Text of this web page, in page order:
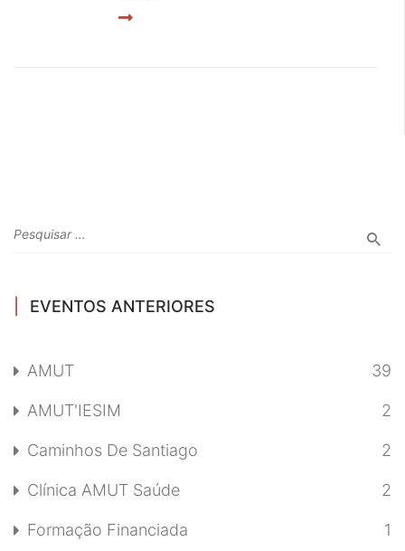
EVENTOS ANTERIORES
AMUT 39
AMUT'IESIM 2
Caminhos De Santiago 2
Clínica AMUT Saúde 2
Formação Financiada 1